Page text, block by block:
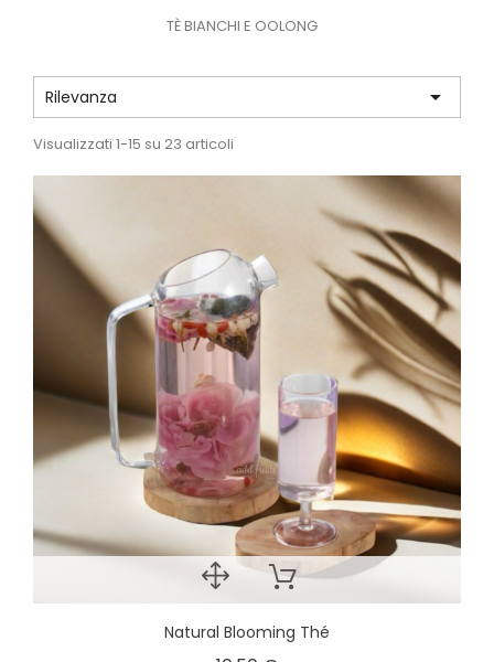
TÈ BIANCHI E OOLONG
Rilevanza 
Visualizzati 1-15 su 23 articoli
Natural Blooming Thé